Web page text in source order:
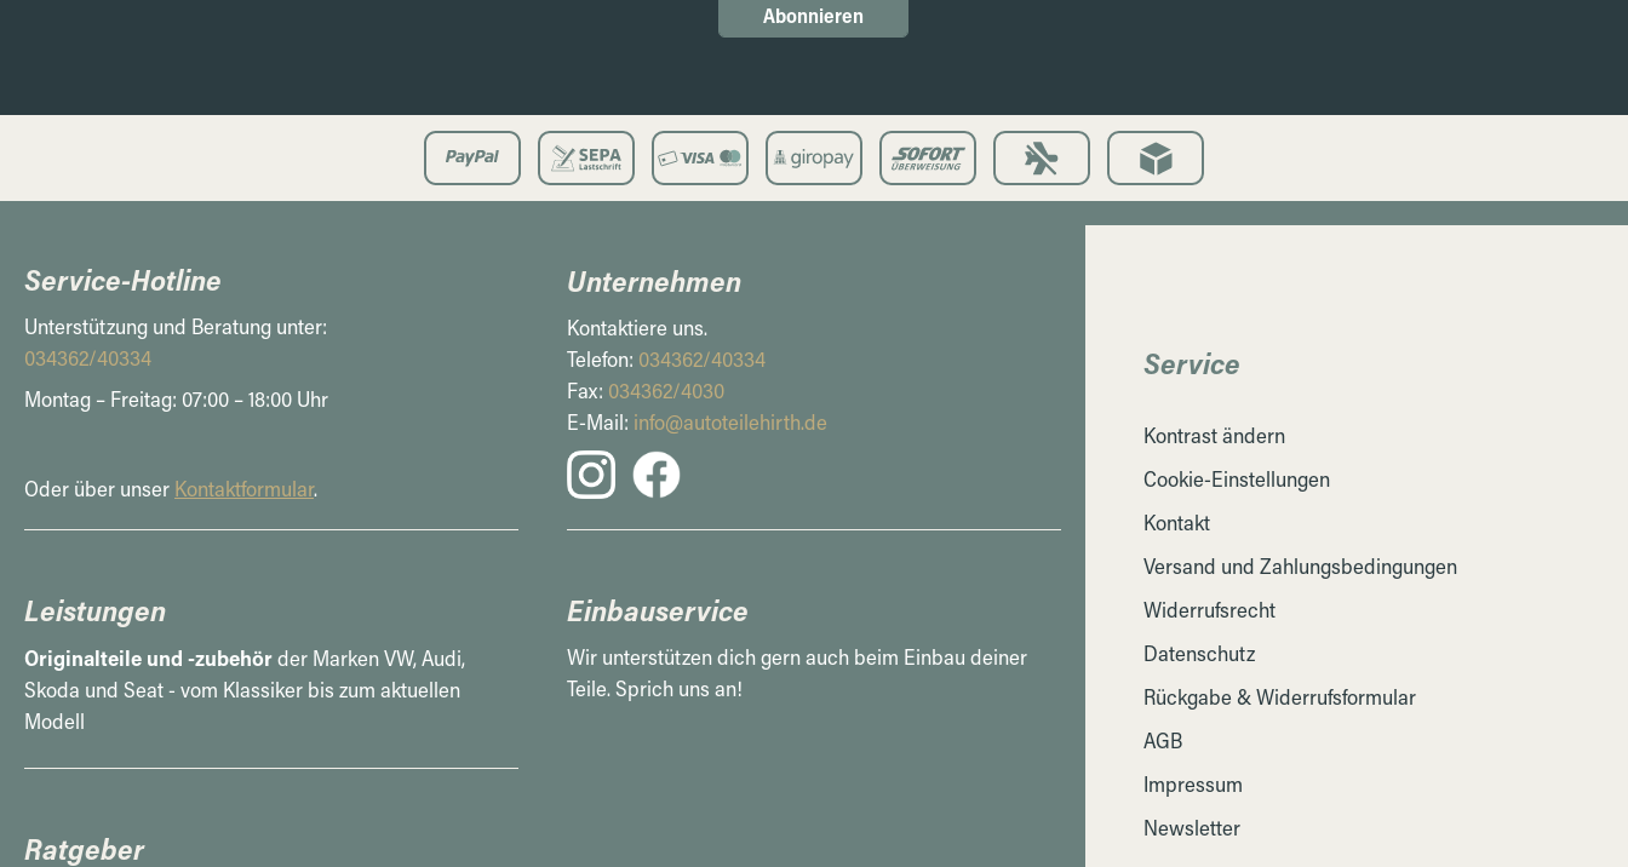
Abonnieren
Service-Hotline
Unterstützung und Beratung unter:
034362/40334
Montag – Freitag: 07:00 – 18:00 Uhr
Oder über unser Kontaktformular.
Unternehmen
Kontaktiere uns.
Telefon: 034362/40334
Fax: 034362/4030
E-Mail: info@autoteilehirth.de
Leistungen
Originalteile und -zubehörder Marken VW, Audi,
Skoda und Seat - vom Klassiker bis zum aktuellen
Modell
Einbauservice
Wir unterstützen dich gern auch beim Einbau deiner
Teile. Sprich uns an!
Ratgeber
Service
Kontrast ändern
Cookie-Einstellungen
Kontakt
Versand und Zahlungsbedingungen
Widerrufsrecht
Datenschutz
Rückgabe & Widerrufsformular
AGB
Impressum
Newsletter